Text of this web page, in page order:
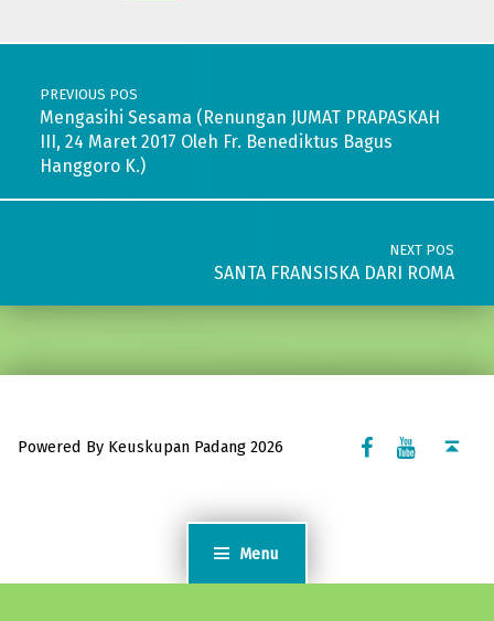
Menu
Post navigation
PREVIOUS POS
Mengasihi Sesama (Renungan JUMAT PRAPASKAH
III, 24 Maret 2017 Oleh Fr. Benediktus Bagus
Hanggoro K.)
NEXT POS
SANTA FRANSISKA DARI ROMA
Powered By Keuskupan Padang 2026